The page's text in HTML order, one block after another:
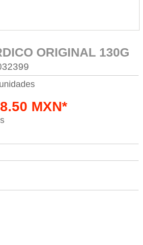
ORIGINAL 130G
MXN*